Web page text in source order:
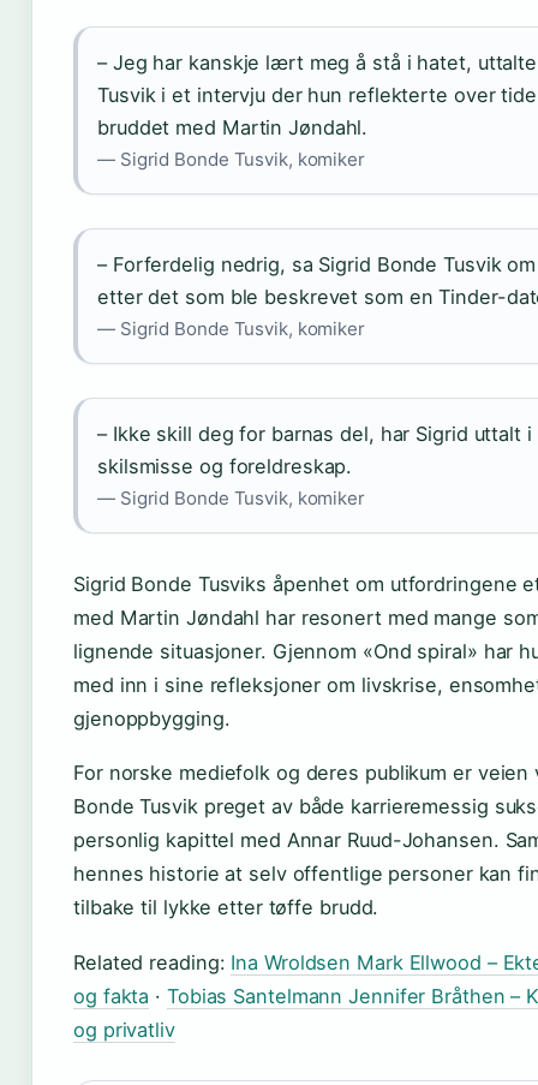
– Jeg har kanskje lært meg å stå i hatet,
Tusvik i et intervju der hun reflekterte over
bruddet med Martin Jøndahl.
— Sigrid Bonde Tusvik, komiker
– Forferdelig nedrig, sa Sigrid Bonde Tusvik
etter det som ble beskrevet som en Tinder-
— Sigrid Bonde Tusvik, komiker
– Ikke skill deg for barnas del, har Sigrid uttalt i
skilsmisse og foreldreskap.
— Sigrid Bonde Tusvik, komiker
Sigrid Bonde Tusviks åpenhet om utfordringene
med Martin Jøndahl har resonert med mange
lignende situasjoner. Gjennom «Ond spiral» har
med inn i sine refleksjoner om livskrise,
gjenoppbygging.
For norske mediefolk og deres publikum er veien
Bonde Tusvik preget av både karrieremessig
personlig kapittel med Annar Ruud-Johansen.
hennes historie at selv offentlige personer kan
tilbake til lykke etter tøffe brudd.
Related reading: Ina Wroldsen Mark Ellwood –
og fakta · Tobias Santelmann Jennifer Bråthen –
og privatliv